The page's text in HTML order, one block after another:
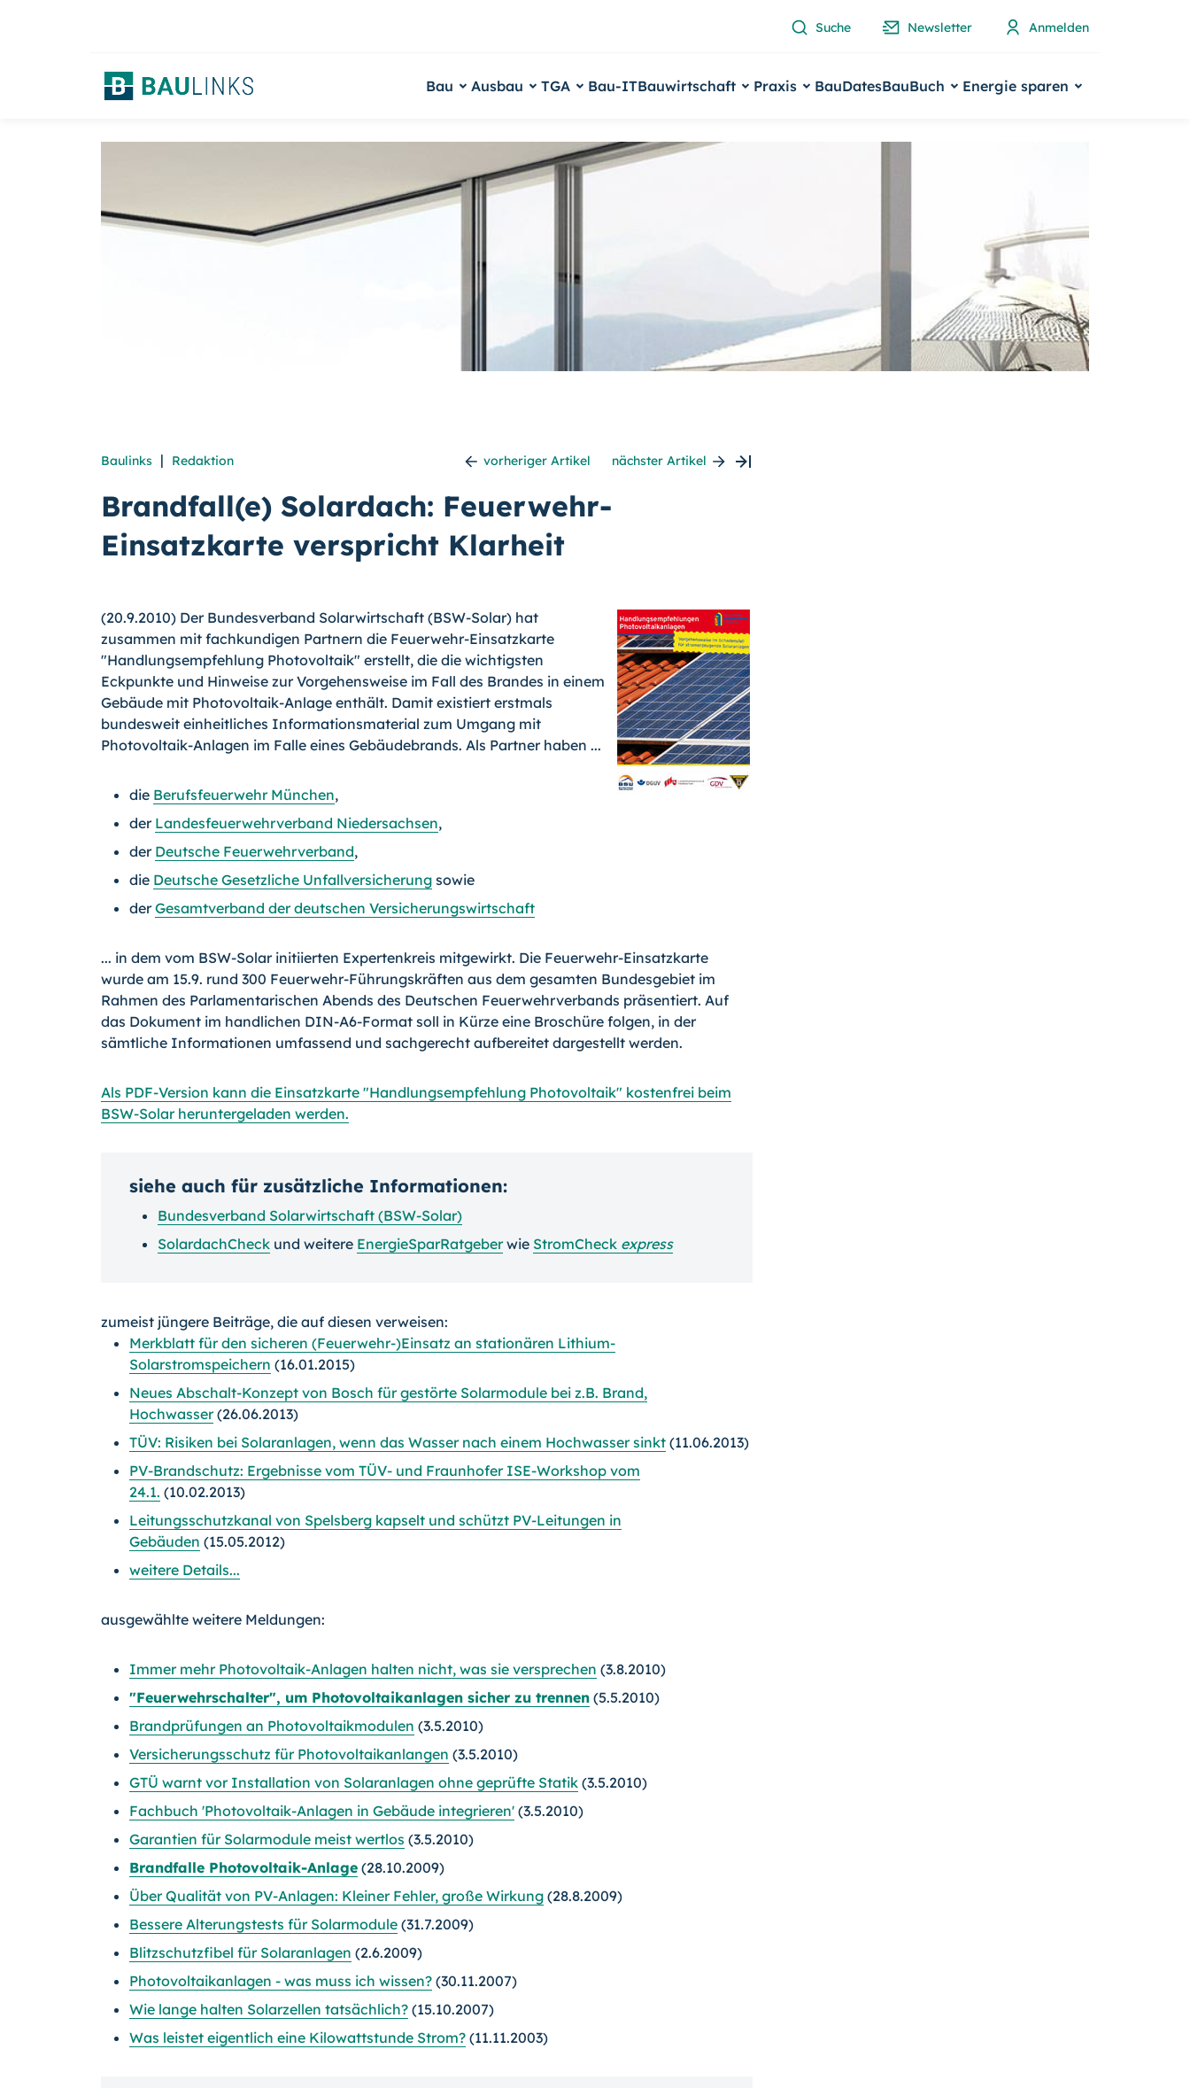
Suche Newsletter Anmelden
Bau Ausbau TGA Bau-ITBauwirtschaft Praxis BauDatesBauBuch Energie sparen
Baulinks | Redaktion vorheriger Artikel nächster Artikel
Brandfall(e) Solardach: Feuerwehr-
Einsatzkarte verspricht Klarheit
(20.9.2010) Der Bundesverband Solarwirtschaft (BSW-Solar) hat
zusammen mit fachkundigen Partnern die Feuerwehr-Einsatzkarte
"Handlungs­empfeh­lung Photovoltaik" erstellt, die die wichtigsten
Eckpunkte und Hinweise zur Vorgehensweise im Fall des Brandes in einem
Gebäude mit Photovoltaik-Anlage enthält. Damit existiert erstmals
bundesweit einheitliches Informationsmaterial zum Umgang mit
Photovoltaik-Anlagen im Falle eines Gebäudebrands. Als Partner haben ...
die Berufsfeuerwehr München,
der Landesfeuerwehrverband Niedersachsen,
der Deutsche Feuerwehrverband,
die Deutsche Gesetzliche Unfallversicherung sowie
derGesamtverband der deutschen Versicherungswirtschaft
... in dem vom BSW-Solar initiierten Expertenkreis mitgewirkt. Die Feuerwehr-Einsatzkarte
wurde am 15.9. rund 300 Feuerwehr-Führungskräften aus dem gesamten Bundesgebiet im
Rahmen des Parlamentarischen Abends des Deutschen Feuerwehrverbands präsentiert. Auf
das Dokument im handlichen DIN-A6-Format soll in Kürze eine Broschüre folgen, in der
sämtliche Informationen umfassend und sachgerecht aufbereitet dargestellt werden.
Als PDF-Version kann die Einsatzkarte "Handlungsempfehlung Photovoltaik" kostenfrei beim
BSW-Solar heruntergeladen werden.
siehe auch für zusätzliche Informationen:
Bundesverband Solarwirtschaft (BSW-Solar)
SolardachCheck und weitere EnergieSparRatgeberwie StromCheck express
zumeist jüngere Beiträge, die auf diesen verweisen:
Merkblatt für den sicheren (Feuerwehr-)Einsatz an stationären Lithium-
Solarstromspeichern (16.01.2015)
Neues Abschalt-Konzept von Bosch für gestörte Solarmodule bei z.B. Brand,
Hochwasser(26.06.2013)
TÜV: Risiken bei Solaranlagen, wenn das Wasser nach einem Hochwasser sinkt (11.06.2013)
PV-Brandschutz: Ergebnisse vom TÜV- und Fraunhofer ISE-Workshop vom
24.1. (10.02.2013)
Leitungsschutzkanal von Spelsberg kapselt und schützt PV-Leitungen in
Gebäuden (15.05.2012)
weitere Details...
ausgewählte weitere Meldungen:
Immer mehr Photovoltaik-Anlagen halten nicht, was sie versprechen (3.8.2010)
"Feuerwehrschalter", um Photovoltaikanlagen sicher zu trennen (5.5.2010)
Brandprüfungen an Photovoltaikmodulen (3.5.2010)
Versicherungsschutz für Photovoltaikanlangen (3.5.2010)
GTÜ warnt vor Installation von Solaranlagen ohne geprüfte Statik (3.5.2010)
Fachbuch 'Photovoltaik-Anlagen in Gebäude integrieren' (3.5.2010)
Garantien für Solarmodule meist wertlos (3.5.2010)
Brandfalle Photovoltaik-Anlage (28.10.2009)
Über Qualität von PV-Anlagen: Kleiner Fehler, große Wirkung (28.8.2009)
Bessere Alterungstests für Solarmodule (31.7.2009)
Blitzschutzfibel für Solaranlagen (2.6.2009)
Photovoltaikanlagen - was muss ich wissen? (30.11.2007)
Wie lange halten Solarzellen tatsächlich? (15.10.2007)
Was leistet eigentlich eine Kilowattstunde Strom? (11.11.2003)